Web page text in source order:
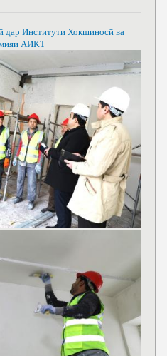
дар Институти Хокшиносӣ ва
АИКТ